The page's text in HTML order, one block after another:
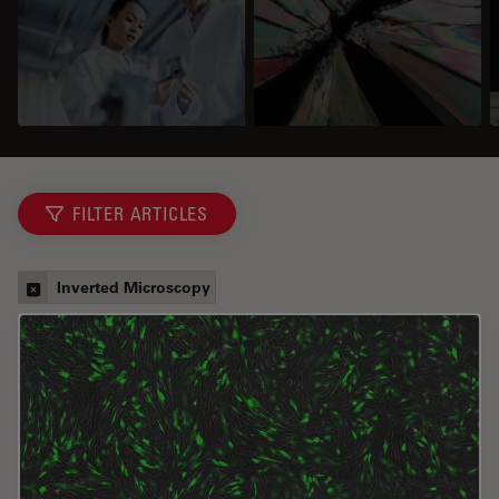
FILTER ARTICLES
Inverted Microscopy